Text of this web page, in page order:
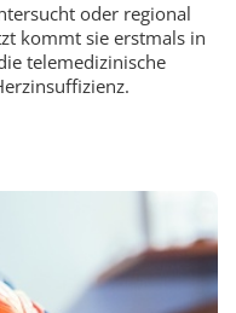
oder regional
kommt sie erstmals in
telemedizinische